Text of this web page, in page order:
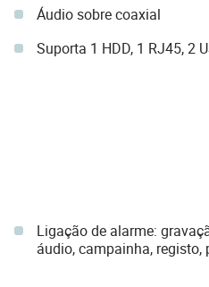
Áudio sobre coaxial
Suporta 1 HDD, 1 RJ45, 2
Ligação de alarme:
áudio, campainha, registo,